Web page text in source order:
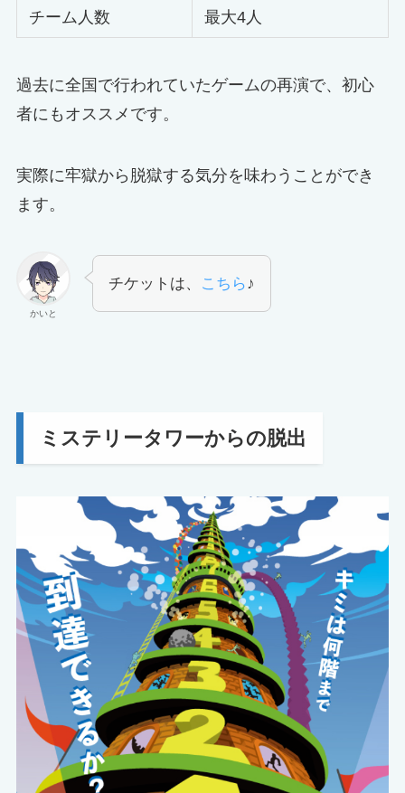
チーム人数 最大4人
過去に全国で行われていたゲームの再演で、初心
者にもオススメです。
実際に牢獄から脱獄する気分を味わうことができ
ます。
かいと
チケットは、 こちら♪
ミステリータワーからの脱出